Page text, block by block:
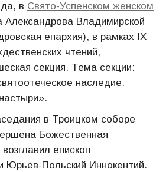
в Свято-Успенском женском
Александрова Владимирской
епархия), в рамках IX
чтений,
секция. Тема секции:
наследие.
в Троицком соборе
Божественная
епископ
Юрьев-Польский Иннокентий.